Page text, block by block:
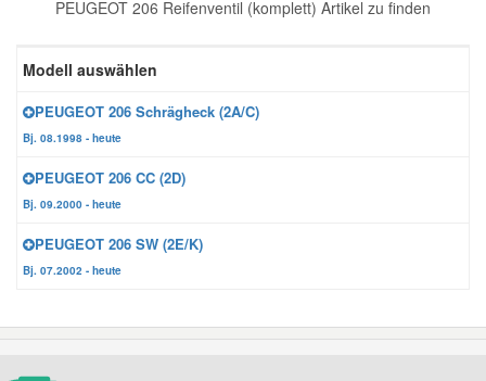
PEUGEOT 206 Reifenventil (komplett) Artikel zu finden
Modell auswählen
PEUGEOT 206 Schrägheck (2A/C)
Bj. 08.1998 - heute
PEUGEOT 206 CC (2D)
Bj. 09.2000 - heute
PEUGEOT 206 SW (2E/K)
Bj. 07.2002 - heute
Zündanlage und Glühanlage